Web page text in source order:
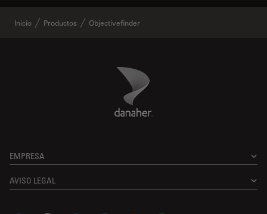
Inicio Productos Objectivefinder
Danaher Logo
EMPRESA
AVISO LEGAL